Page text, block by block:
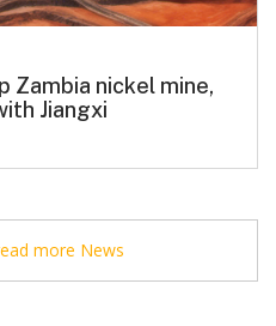
Zambia nickel mine,
Jiangxi
more News